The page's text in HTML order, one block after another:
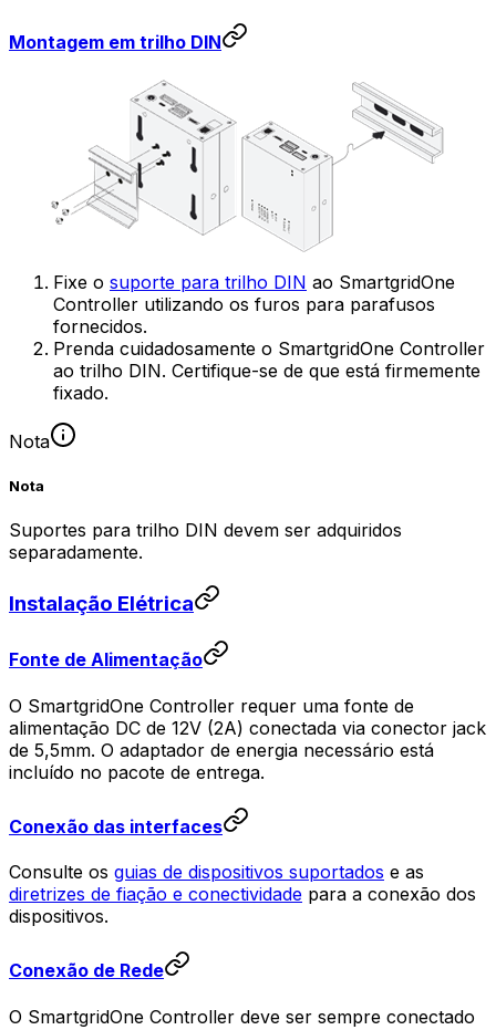
Montagem em trilho DIN
Fixe o suporte para trilho DIN ao SmartgridOne
Controller utilizando os furos para parafusos
fornecidos.
Prenda cuidadosamente o SmartgridOne Controller
ao trilho DIN. Certifique-se de que está firmemente
fixado.
Nota
Nota
Suportes para trilho DIN devem ser adquiridos
separadamente.
Instalação Elétrica
Fonte de Alimentação
O SmartgridOne Controller requer uma fonte de
alimentação DC de 12V (2A) conectada via conector jack
de 5,5mm. O adaptador de energia necessário está
incluído no pacote de entrega.
Conexão das interfaces
Consulte os guias de dispositivos suportados e as
diretrizes de fiação e conectividade para a conexão dos
dispositivos.
Conexão de Rede
O SmartgridOne Controller deve ser sempre conectado